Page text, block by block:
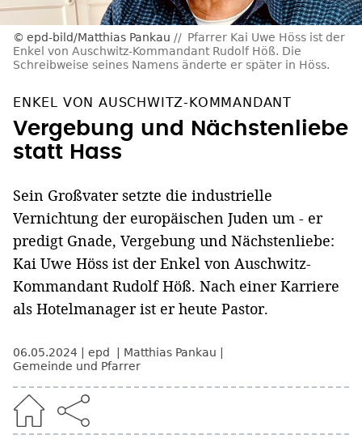
epd-bild/Matthias Pankau
Pfarrer Kai Uwe Höss ist der
Enkel von Auschwitz-Kommandant Rudolf Höß. Die
Schreibweise seines Namens änderte er später in Höss.
ENKEL VON AUSCHWITZ-KOMMANDANT
Vergebung und Nächstenliebe
statt Hass
Sein Großvater setzte die industrielle
Vernichtung der europäischen Juden um - er
predigt Gnade, Vergebung und Nächstenliebe:
Kai Uwe Höss ist der Enkel von Auschwitz-
Kommandant Rudolf Höß. Nach einer Karriere
als Hotelmanager ist er heute Pastor.
06.05.2024 epd
Matthias Pankau
Gemeinde und Pfarrer